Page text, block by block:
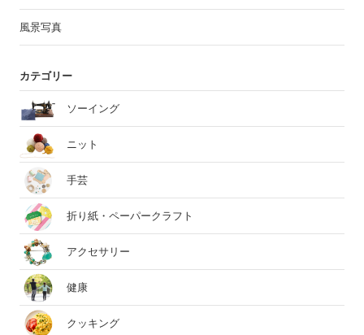
風景写真
カテゴリー
ソーイング
ニット
手芸
折り紙・ペーパークラフト
アクセサリー
健康
クッキング